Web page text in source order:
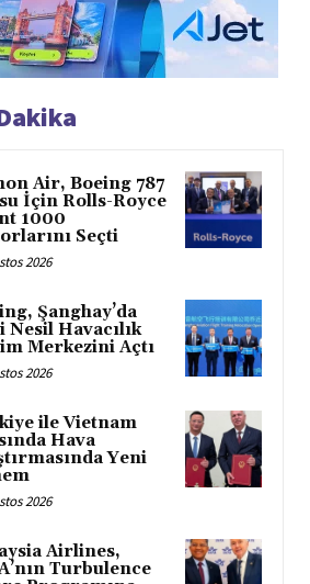
Air, Boeing 787
İçin Rolls-Royce
1000
Seçti
2026
Şanghay’da
Nesil Havacılık
Merkezini Açtı
2026
ile Vietnam
Hava
Yeni
2026
Airlines,
Turbulence